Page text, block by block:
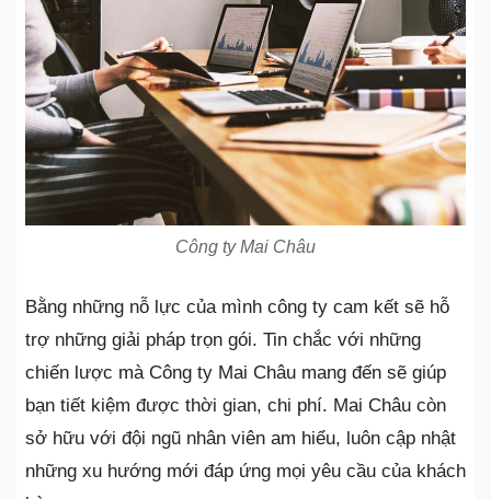
Công ty Mai Châu
Bằng những nỗ lực của mình công ty cam kết sẽ hỗ
trợ những giải pháp trọn gói. Tin chắc với những
chiến lược mà Công ty Mai Châu mang đến sẽ giúp
bạn tiết kiệm được thời gian, chi phí. Mai Châu còn
sở hữu với đội ngũ nhân viên am hiểu, luôn cập nhật
những xu hướng mới đáp ứng mọi yêu cầu của khách